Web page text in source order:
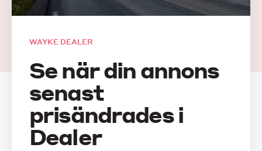
WAYKE DEALER
Se när din annons
senast
prisändrades i
Dealer